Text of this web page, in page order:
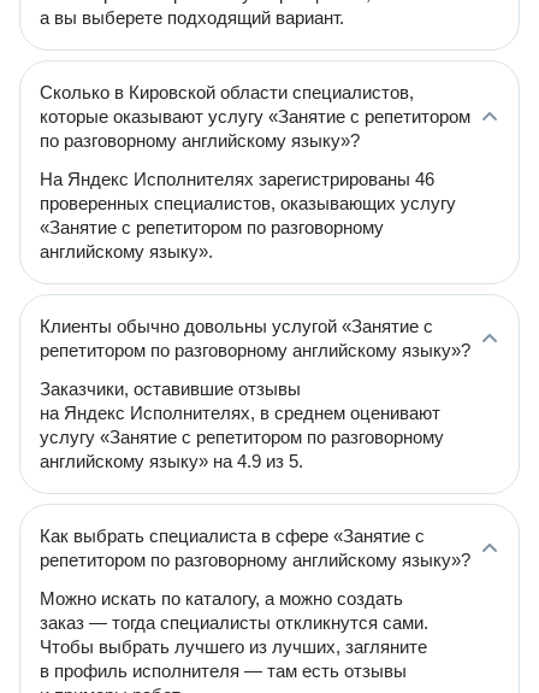
а вы выберете подходящий вариант.
Сколько в Кировской области специалистов,
которые оказывают услугу «Занятие с репетитором
по разговорному английскому языку»?
На Яндекс Исполнителях зарегистрированы 46
проверенных специалистов, оказывающих услугу
«Занятие с репетитором по разговорному
английскому языку».
Клиенты обычно довольны услугой «Занятие с
репетитором по разговорному английскому языку»?
Заказчики, оставившие отзывы
на Яндекс Исполнителях, в среднем оценивают
услугу «Занятие с репетитором по разговорному
английскому языку» на 4.9 из 5.
Как выбрать специалиста в сфере «Занятие с
репетитором по разговорному английскому языку»?
Можно искать по каталогу, а можно создать
заказ — тогда специалисты откликнутся сами.
Чтобы выбрать лучшего из лучших, загляните
в профиль исполнителя — там есть отзывы